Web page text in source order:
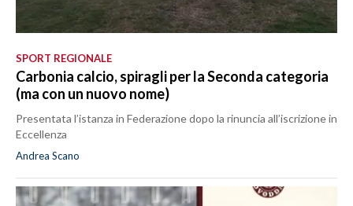
SPORT REGIONALE
Carbonia calcio, spiragli per la Seconda categoria
(ma con un nuovo nome)
Presentata l’istanza in Federazione dopo la rinuncia all’iscrizione in
Eccellenza
Andrea Scano